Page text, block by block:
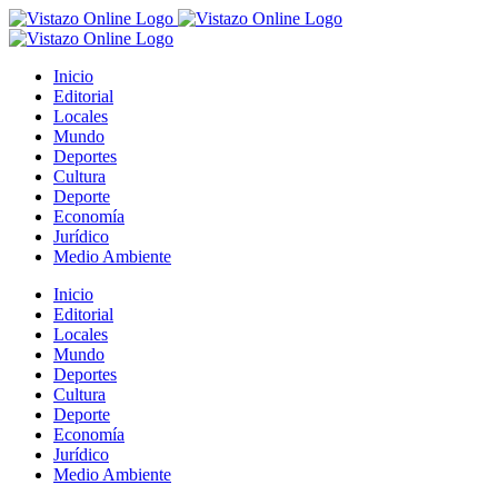
Saltar
al
Inicio
Editorial
Locales
Mundo
Deportes
Cultura
Deporte
Economía
Jurídico
Medio Ambiente
Inicio
Editorial
Locales
Mundo
Deportes
Cultura
Deporte
Economía
Jurídico
Medio Ambiente